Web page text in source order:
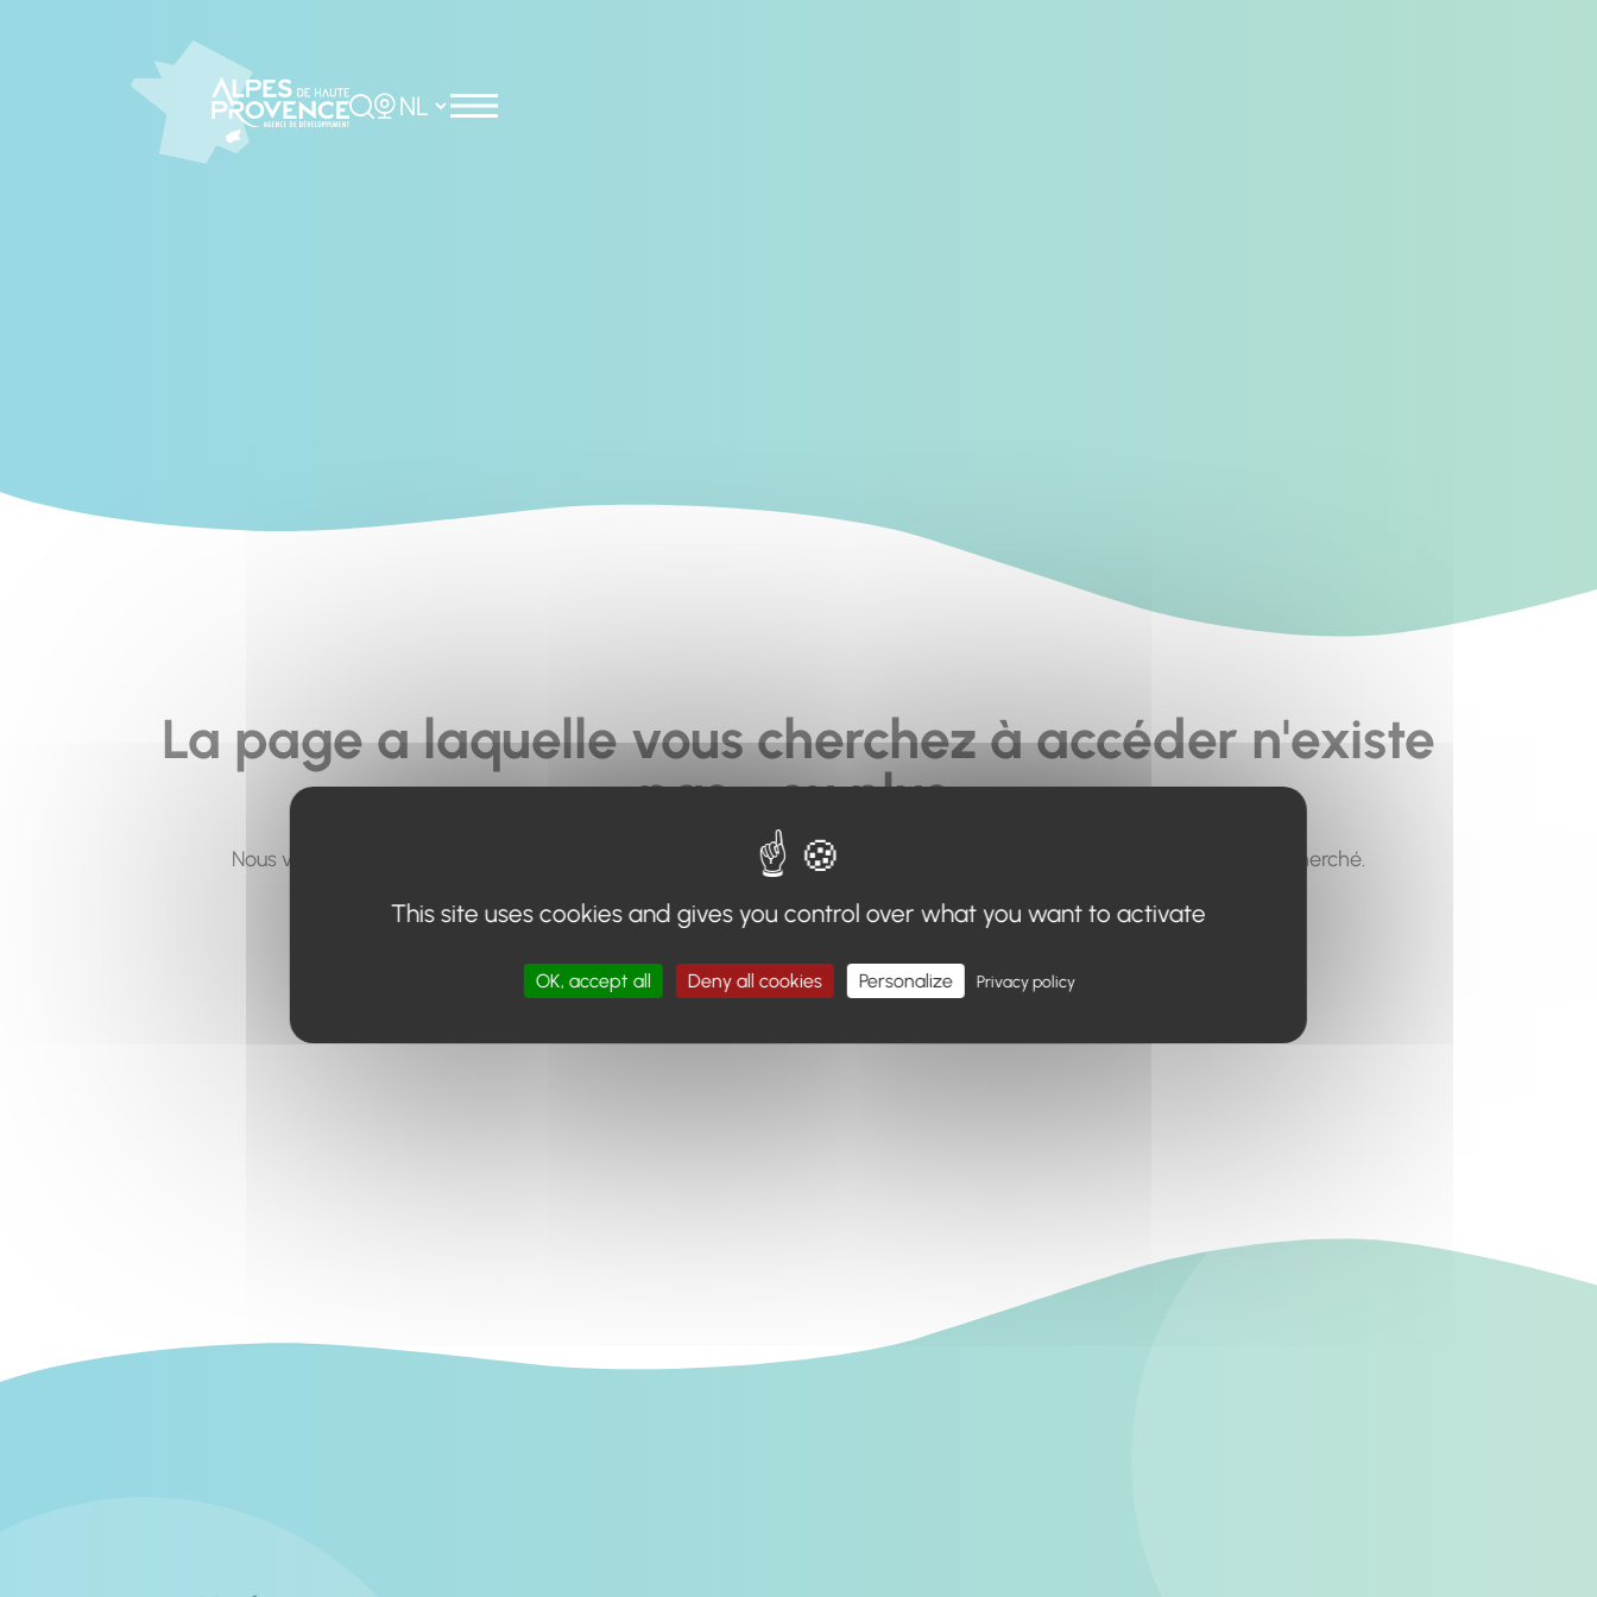
Rechercher
Choisir la langue
La page a laquelle vous cherchez à accéder n'existe
pas... ou plus.
Nous vous invitons à utiliser le moteur de recherche en haut de page, ou à utiliser le menu pour trouver le contenu recherché.
Retour à l'accueil
This site uses cookies and gives you control over what you want to activate
OK, accept all Deny all cookies Personalize Privacy policy